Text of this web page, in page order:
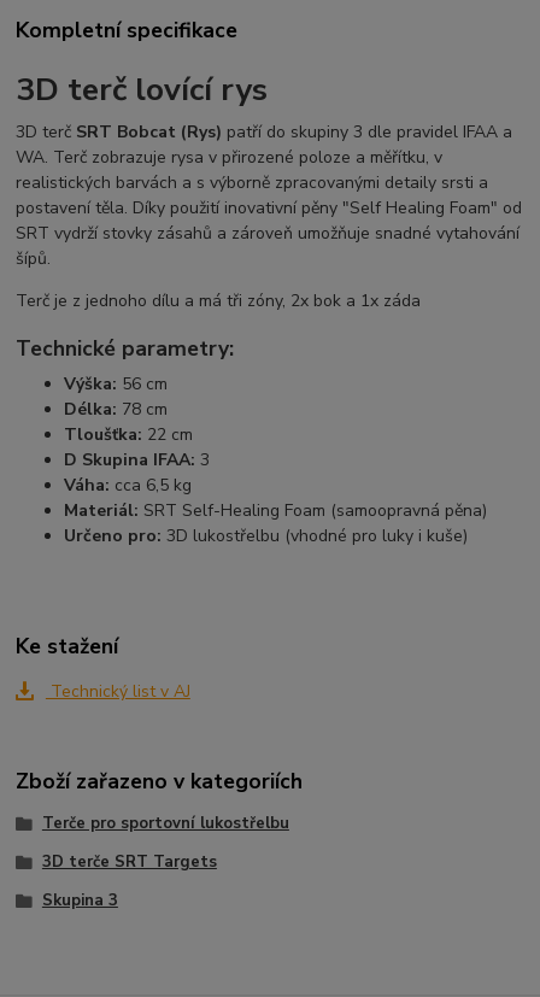
Kompletní specifikace
3D terč lovící rys
3D terč SRT Bobcat (Rys) patří do skupiny 3 dle pravidel IFAA a
WA. Terč zobrazuje rysa v přirozené poloze a měřítku, v
realistických barvách a s výborně zpracovanými detaily srsti a
postavení těla. Díky použití inovativní pěny "Self Healing Foam" od
SRT vydrží stovky zásahů a zároveň umožňuje snadné vytahování
šípů.
Terč je z jednoho dílu a má tři zóny, 2x bok a 1x záda
Technické parametry:
Výška: 56 cm
Délka: 78 cm
Tloušťka: 22 cm
D Skupina IFAA: 3
Váha: cca 6,5 kg
Materiál: SRT Self-Healing Foam (samoopravná pěna)
Určeno pro: 3D lukostřelbu (vhodné pro luky i kuše)
Ke stažení
Technický list v AJ
Zboží zařazeno v kategoriích
Terče pro sportovní lukostřelbu
3D terče SRT Targets
Skupina 3